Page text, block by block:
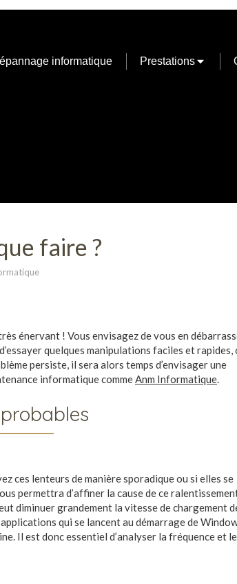
informatique Prestations
faire ?
énervant ! Vous envisagez de vous en
quelques manipulations faciles et rapides,
persiste, il sera alors temps d’envisager une
informatique commeAnm Informatique.
ces lenteurs de manière sporadique ou si elles se
permettra d’affiner la cause de ce
diminuer grandement la vitesse de chargement
qui se lancent au démarrage de
Il est donc essentiel d’analyser la fréquence et